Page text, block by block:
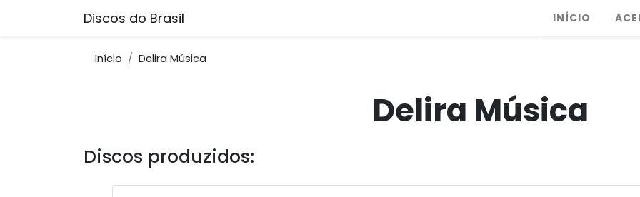
Discos do Brasil INÍCIO
Início Delira Música
Delira Música
Discos produzidos: